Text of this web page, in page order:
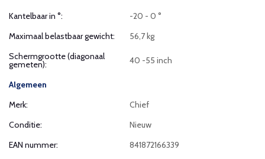
Kantelbaar in °:
-20 - 0 °
Maximaal belastbaar gewicht:
56,7 kg
Schermgrootte (diagonaal
gemeten): 40 -55 inch
Algemeen
Merk:
Chief
Conditie:
Nieuw
EAN nummer:
841872166339